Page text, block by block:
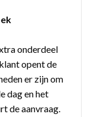
onderdeel
opent de
er zijn om
dag en het
de aanvraag.